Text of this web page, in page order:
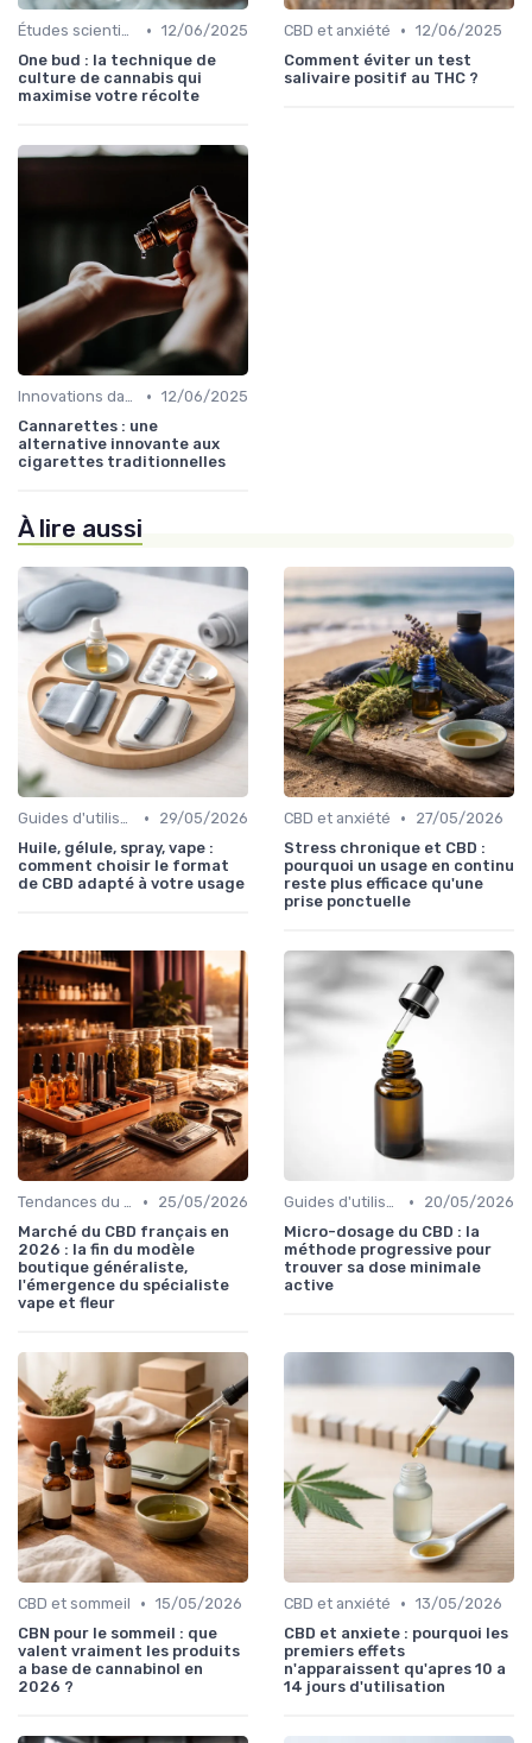
Études scientifiques • 12/06/2025
One bud : la technique de
culture de cannabis qui
maximise votre récolte
CBD et anxiété • 12/06/2025
Comment éviter un test
salivaire positif au THC ?
Innovations dans le CBD • 12/06/2025
Cannarettes : une
alternative innovante aux
cigarettes traditionnelles
À lire aussi
Guides d'utilisation •
29/05/2026
Huile, gélule, spray, vape :
comment choisir le format
de CBD adapté à votre usage
CBD et anxiété •
27/05/2026
Stress chronique et CBD :
pourquoi un usage en continu
reste plus efficace qu'une
prise ponctuelle
Tendances du marché •
25/05/2026
Marché du CBD français en
2026 : la fin du modèle
boutique généraliste,
l'émergence du spécialiste
vape et fleur
Guides d'utilisation •
20/05/2026
Micro-dosage du CBD : la
méthode progressive pour
trouver sa dose minimale
active
CBD et sommeil • 15/05/2026
CBN pour le sommeil : que
valent vraiment les produits
a base de cannabinol en
2026 ?
CBD et anxiété • 13/05/2026
CBD et anxiete : pourquoi les
premiers effets
n'apparaissent qu'apres 10 a
14 jours d'utilisation